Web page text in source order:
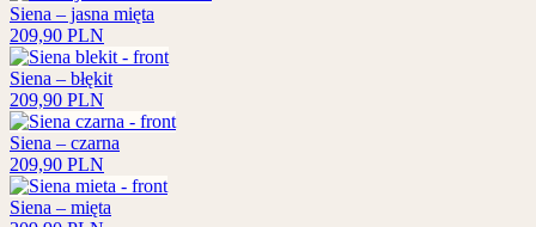
Siena – jasna mięta
209,90 PLN
Siena – błękit
209,90 PLN
Siena – czarna
209,90 PLN
Siena – mięta